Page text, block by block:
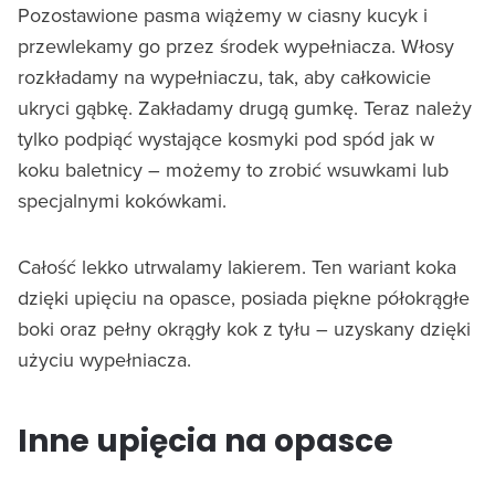
Pozostawione pasma wiążemy w ciasny kucyk i
przewlekamy go przez środek wypełniacza. Włosy
rozkładamy na wypełniaczu, tak, aby całkowicie
ukryci gąbkę. Zakładamy drugą gumkę. Teraz należy
tylko podpiąć wystające kosmyki pod spód jak w
koku baletnicy – możemy to zrobić wsuwkami lub
specjalnymi kokówkami.
Całość lekko utrwalamy lakierem. Ten wariant koka
dzięki upięciu na opasce, posiada piękne półokrągłe
boki oraz pełny okrągły kok z tyłu – uzyskany dzięki
użyciu wypełniacza.
Inne upięcia na opasce